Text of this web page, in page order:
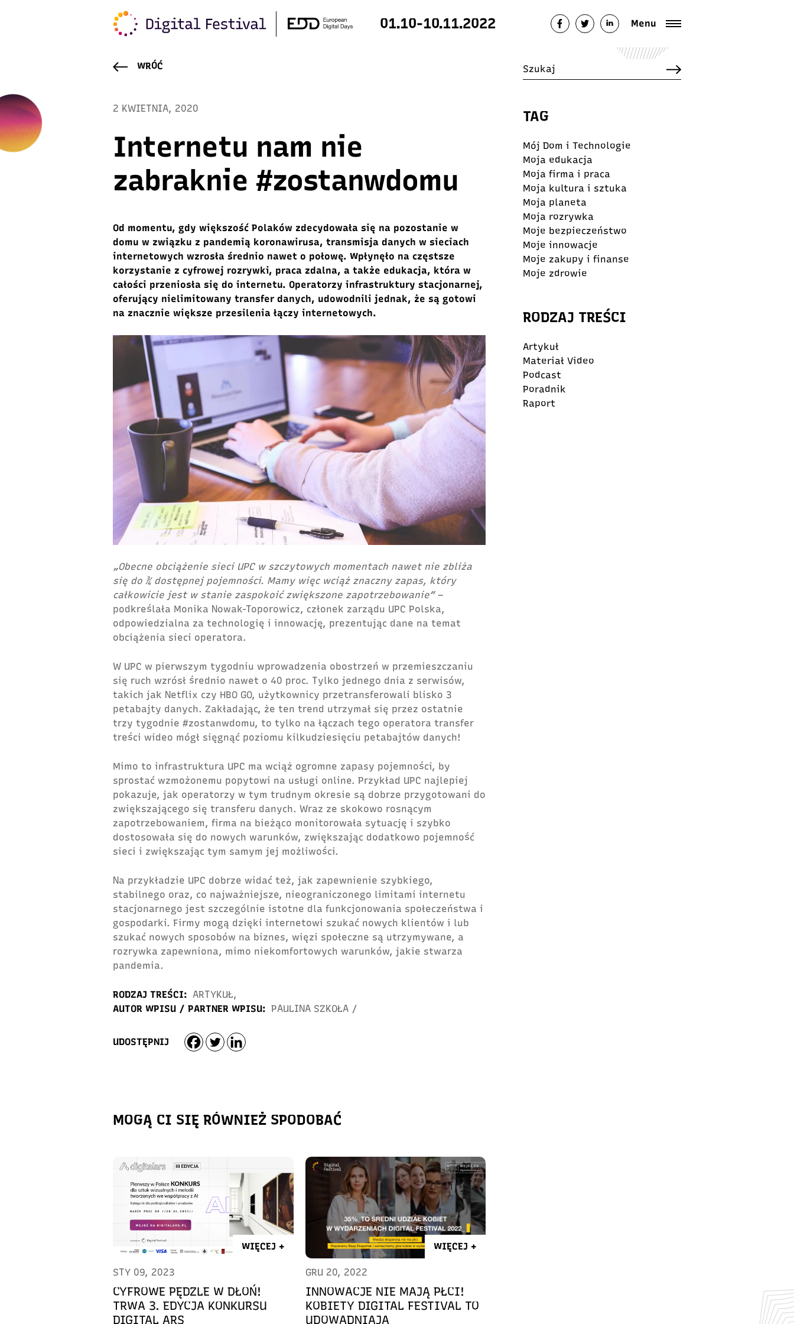
01.10-10.11.2022 Menu
WRÓĆ
2 KWIETNIA, 2020
Internetu nam nie
zabraknie #zostanwdomu
Od momentu, gdy większość Polaków zdecydowała się na pozostanie w
domu w związku z pandemią koronawirusa, transmisja danych w sieciach
internetowych wzrosła średnio nawet o połowę. Wpłynęło na częstsze
korzystanie z cyfrowej rozrywki, praca zdalna, a także edukacja, która w
całości przeniosła się do internetu. Operatorzy infrastruktury stacjonarnej,
oferujący nielimitowany transfer danych, udowodnili jednak, że są gotowi
na znacznie większe przesilenia łączy internetowych.
„Obecne obciążenie sieci UPC w szczytowych momentach nawet nie zbliża
się do ¾ dostępnej pojemności. Mamy więc wciąż znaczny zapas, który
całkowicie jest w stanie zaspokoić zwiększone zapotrzebowanie”–
podkreślała Monika Nowak-Toporowicz, członek zarządu UPC Polska,
odpowiedzialna za technologię i innowację, prezentując dane na temat
obciążenia sieci operatora.
W UPC w pierwszym tygodniu wprowadzenia obostrzeń w przemieszczaniu
się ruch wzrósł średnio nawet o 40 proc. Tylko jednego dnia z serwisów,
takich jak Netflix czy HBO GO, użytkownicy przetransferowali blisko 3
petabajty danych. Zakładając, że ten trend utrzymał się przez ostatnie
trzy tygodnie #zostanwdomu, to tylko na łączach tego operatora transfer
treści wideo mógł sięgnąć poziomu kilkudziesięciu petabajtów danych!
Mimo to infrastruktura UPC ma wciąż ogromne zapasy pojemności, by
sprostać wzmożonemu popytowi na usługi online. Przykład UPC najlepiej
pokazuje, jak operatorzy w tym trudnym okresie są dobrze przygotowani do
zwiększającego się transferu danych. Wraz ze skokowo rosnącym
zapotrzebowaniem, firma na bieżąco monitorowała sytuację i szybko
dostosowała się do nowych warunków, zwiększając dodatkowo pojemność
sieci i zwiększając tym samym jej możliwości.
Na przykładzie UPC dobrze widać też, jak zapewnienie szybkiego,
stabilnego oraz, co najważniejsze, nieograniczonego limitami internetu
stacjonarnego jest szczególnie istotne dla funkcjonowania społeczeństwa i
gospodarki. Firmy mogą dzięki internetowi szukać nowych klientów i lub
szukać nowych sposobów na biznes, więzi społeczne są utrzymywane, a
rozrywka zapewniona, mimo niekomfortowych warunków, jakie stwarza
pandemia.
RODZAJ TREŚCI: ARTYKUŁ,
AUTOR WPISU / PARTNER WPISU: PAULINA SZKOŁA /
UDOSTĘPNIJ
MOGĄ CI SIĘ RÓWNIEŻ SPODOBAĆ
WIĘCEJ +
STY 09, 2023
CYFROWE PĘDZLE W DŁOŃ!
TRWA 3. EDYCJA KONKURSU
DIGITAL ARS
WIĘCEJ +
GRU 20, 2022
INNOWACJE NIE MAJĄ PŁCI!
KOBIETY DIGITAL FESTIVAL TO
UDOWADNIAJĄ
TAG
Mój Dom i Technologie
Moja edukacja
Moja firma i praca
Moja kultura i sztuka
Moja planeta
Moja rozrywka
Moje bezpieczeństwo
Moje innowacje
Moje zakupy i finanse
Moje zdrowie
RODZAJ TREŚCI
Artykuł
Materiał Video
Podcast
Poradnik
Raport